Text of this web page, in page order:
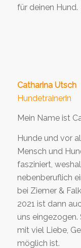
für deinen Hund.
Catharina Utsch
Hundetrainerin
Mein Name ist
Hunde und vor
Mensch und
fasziniert,
nebenberuflich
bei Ziemer &
2021 ist dann
uns eingezogen.
mit viel Liebe,
möglich ist.